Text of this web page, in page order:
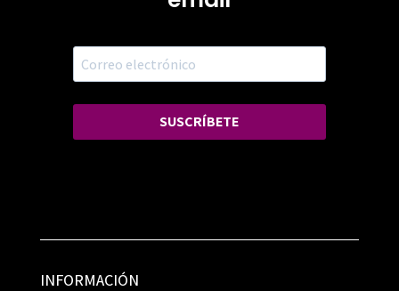
SUSCRÍBETE
INFORMACIÓN